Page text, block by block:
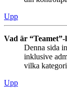
Upp
Vad är
Denna sida
inklusive
vilka
Upp